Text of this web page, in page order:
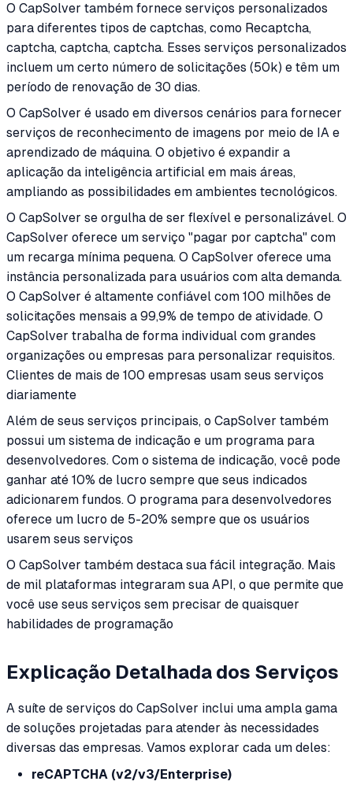
O CapSolver também fornece serviços personalizados
para diferentes tipos de captchas, como Recaptcha,
captcha, captcha, captcha. Esses serviços personalizados
incluem um certo número de solicitações (50k) e têm um
período de renovação de 30 dias.
O CapSolver é usado em diversos cenários para fornecer
serviços de reconhecimento de imagens por meio de IA e
aprendizado de máquina. O objetivo é expandir a
aplicação da inteligência artificial em mais áreas,
ampliando as possibilidades em ambientes tecnológicos.
O CapSolver se orgulha de ser flexível e personalizável. O
CapSolver oferece um serviço "pagar por captcha" com
um recarga mínima pequena. O CapSolver oferece uma
instância personalizada para usuários com alta demanda.
O CapSolver é altamente confiável com 100 milhões de
solicitações mensais a 99,9% de tempo de atividade. O
CapSolver trabalha de forma individual com grandes
organizações ou empresas para personalizar requisitos.
Clientes de mais de 100 empresas usam seus serviços
diariamente
Além de seus serviços principais, o CapSolver também
possui um sistema de indicação e um programa para
desenvolvedores. Com o sistema de indicação, você pode
ganhar até 10% de lucro sempre que seus indicados
adicionarem fundos. O programa para desenvolvedores
oferece um lucro de 5-20% sempre que os usuários
usarem seus serviços
O CapSolver também destaca sua fácil integração. Mais
de mil plataformas integraram sua API, o que permite que
você use seus serviços sem precisar de quaisquer
habilidades de programação
Explicação Detalhada dos Serviços
A suíte de serviços do CapSolver inclui uma ampla gama
de soluções projetadas para atender às necessidades
diversas das empresas. Vamos explorar cada um deles:
reCAPTCHA (v2/v3/Enterprise)